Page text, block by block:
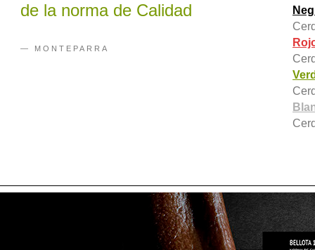
de la norma de Calidad
— MONTEPARRA